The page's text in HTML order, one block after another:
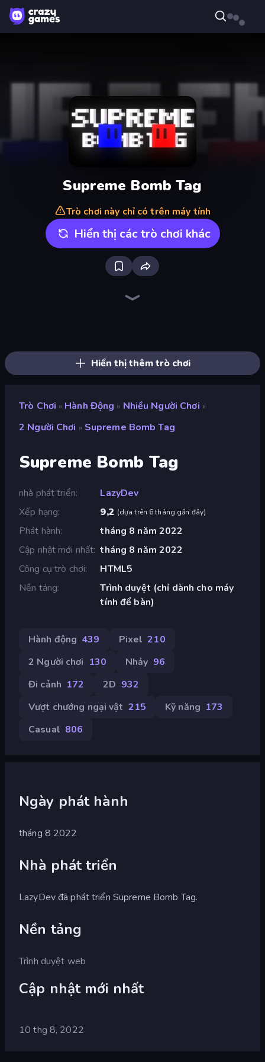
Supreme Bomb Tag
Trò chơi này chỉ có trên máy tính
Hiển thị các trò chơi khác
Hiển thị thêm trò chơi
Trò Chơi » Hành Động » Nhiều Người Chơi »
2 Người Chơi » Supreme Bomb Tag
Supreme Bomb Tag
nhà phát triển
LazyDev
Xếp hạng
9,2 (dựa trên 6 tháng gần đây)
Phát hành
tháng 8 năm 2022
Cập nhật mới nhất tháng 8 năm 2022
Công cụ trò chơi
HTML5
Nền tảng
Trình duyệt (chỉ dành cho máy
tính để bàn)
Hành động 439 Pixel 210
2 Người chơi 130 Nhảy 96
Đi cảnh 172 2D 932
Vượt chướng ngại vật 215 Kỹ năng 173
Casual 806
Ngày phát hành
tháng 8 2022
Nhà phát triển
LazyDev đã phát triển Supreme Bomb Tag.
Nền tảng
Trình duyệt web
Cập nhật mới nhất
10 thg 8, 2022